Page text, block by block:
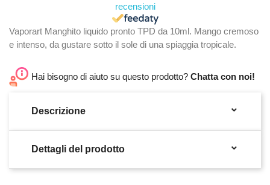
recensioni
Vaporart Manghito liquido pronto TPD da 10ml. Mango cremoso
e intenso, da gustare sotto il sole di una spiaggia tropicale.
Hai bisogno di aiuto su questo prodotto? Chatta con noi!
Descrizione 
Dettagli del prodotto 